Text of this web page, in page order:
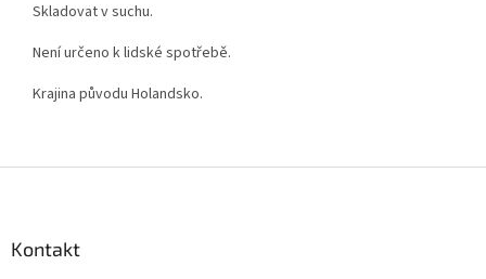
Skladovat v suchu.
Není určeno k lidské spotřebě.
Krajina původu Holandsko.
Kontakt